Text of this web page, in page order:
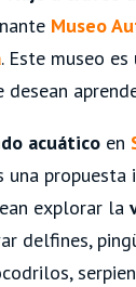
Museo
. Este museo
desean
acuático en
una
explorar la
delfines,